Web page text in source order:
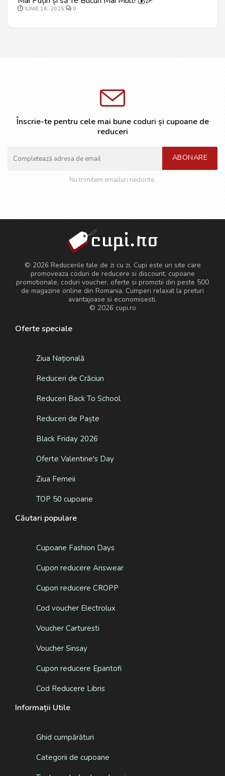
IUNIE 16, 2025 0
Înscrie-te pentru cele mai bune coduri și cupoane de
reduceri
ABONARE
Nu trimitem emailuri nedorite.
© 2026 Reducerile tale de zi cu zi. Cupi este un site care
promoveaza coduri de reducere si discount, cupoane
promotionale, coduri voucher, oferte si promotii din peste 500
de magazine online din Romania. Cumperi relaxat la preturi
avantajoase si economisesti.
© 2026 cupi.ro
Oferte speciale
Ziua Națională
Reduceri de Crăciun
Reduceri Back To School
Reduceri de Paște
Black Friday 2026
Oferte Valentine's Day
Ziua Femeii
TOP 50 cupoane
Căutari populare
Cupoane Fashion Days
Cupon reducere Answear
Cupon reducere CROPP
Cod voucher Electrolux
Voucher Carturesti
Voucher Sinsay
Cupon reducere Epantofi
Cod Reducere Libris
Informații Utile
Ghid cumpărături
Categorii de cupoane